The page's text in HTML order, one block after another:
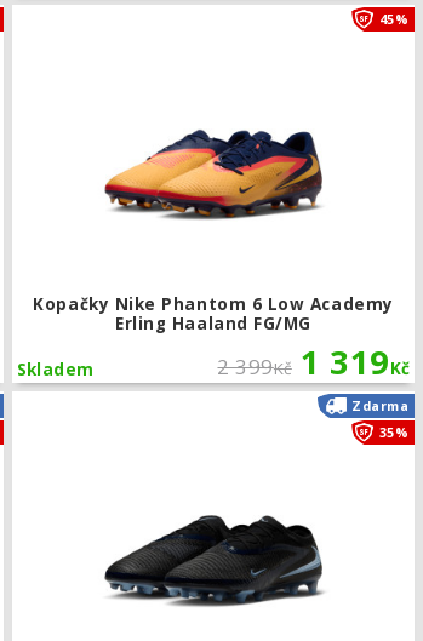
Dětské kopačky Nike Phantom 6 Low Pro FG/MG
Kopačky Nike Phantom 6 Low Academy
Erling Haaland FG/MG
2 399Kč 1 319Kč
Skladem
45%
Kopačky Nike Phantom 6 High Elite AG-Pro
Zdarma
35%